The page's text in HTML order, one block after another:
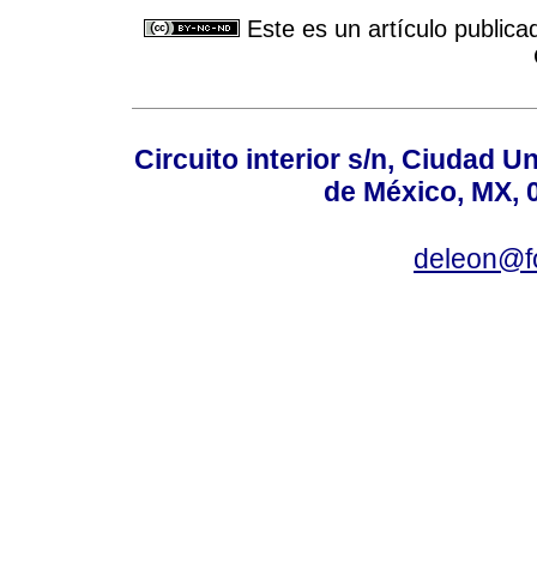
Este es un artículo
Circuito interior s/n, Ciudad
de México, MX,